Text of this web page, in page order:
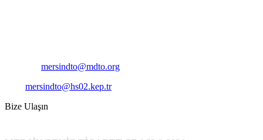
mersindto@mdto.org
mersindto@hs02.kep.tr
Bize Ulaşın